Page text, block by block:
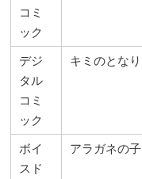
コミ
ック
デジ
タル
コミ
ック
キミのとな
ボイ
スド
アラガネの子